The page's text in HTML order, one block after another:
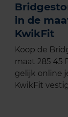
in de
KwikFit
Koop de
maat 285 45
gelijk online
KwikFit